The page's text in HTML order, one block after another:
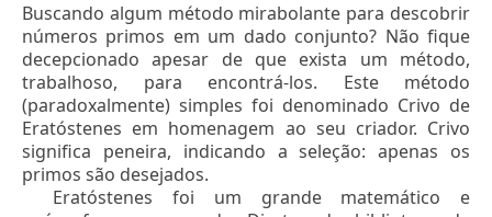
Buscando algum método mirabolante para descobrir
números primos em um dado conjunto? Não fique
decepcionado apesar de que exista um método,
trabalhoso, para encontrá-los. Este método
(paradoxalmente) simples foi denominado Crivo de
Eratóstenes em homenagem ao seu criador. Crivo
significa peneira, indicando a seleção: apenas os
primos são desejados.
Eratóstenes foi um grande matemático e